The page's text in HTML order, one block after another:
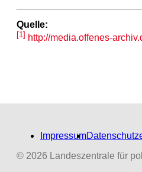
Quelle:
[1] http://media.offenes-
Impressum
© 2026 Landeszentrale für